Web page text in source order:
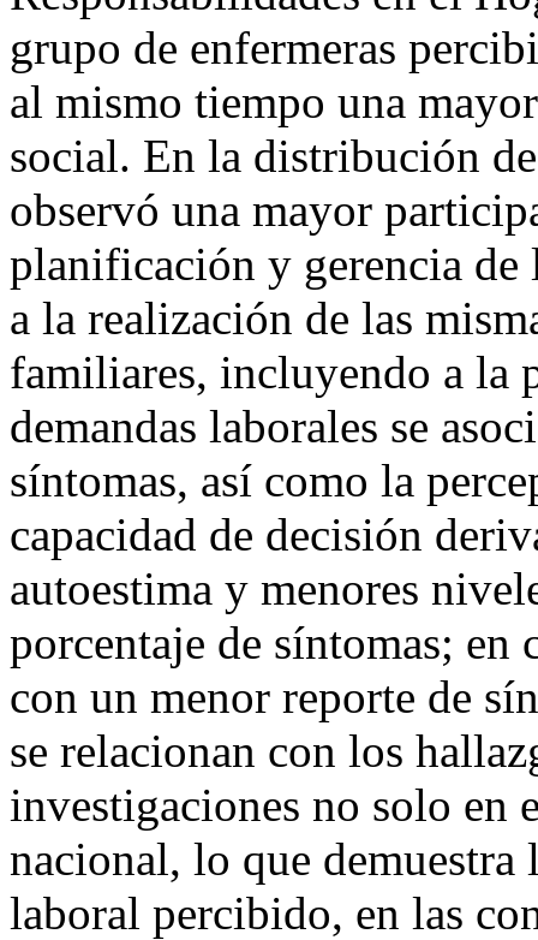
grupo de enfermeras
al mismo tiempo una
social. En la distribución
observó una mayor
planificación y gerencia de
a la realización de las
familiares, incluyendo a la
demandas laborales se
síntomas, así como la
capacidad de decisión
autoestima y menores
porcentaje de síntomas; en
con un menor reporte de
se relacionan con los
investigaciones no solo en
nacional, lo que demuestra
laboral percibido, en las